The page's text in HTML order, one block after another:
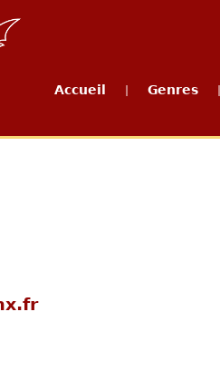
Accueil Genres